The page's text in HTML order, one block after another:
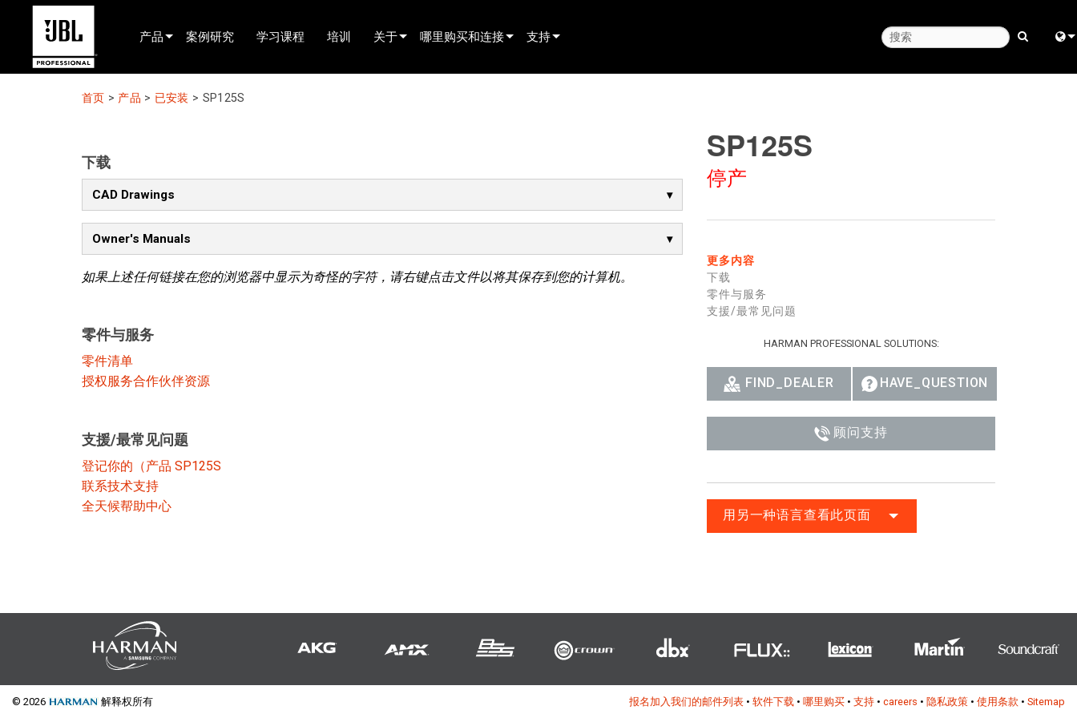
产品
产品选择器
已安装
巡演音响
组件
停产型号
案例研究 学习课程 培训 关于 哪里购买和连接
联系销售
支持
软件下载
保修
首页 > 产品 > 已安装 > SP125S
下载
CAD Drawings
Owner's Manuals
如果上述任何链接在您的浏览器中显示为奇怪的字符，请右键点击文件以将其保存到您的计算机。
零件与服务
零件清单
授权服务合作伙伴资源
支援/最常见问题
登记你的（产品 SP125S
联系技术支持
全天候帮助中心
SP125S
停产
更多内容
下载
零件与服务
支援/最常见问题
HARMAN PROFESSIONAL SOLUTIONS:
FIND_DEALER HAVE_QUESTION
顾问支持
用另一种语言查看此页面
© 2026 解释权所有 报名加入我们的邮件列表 • 软件下载 • 哪里购买 • 支持 • careers • 隐私政策 • 使用条款 • Sitemap